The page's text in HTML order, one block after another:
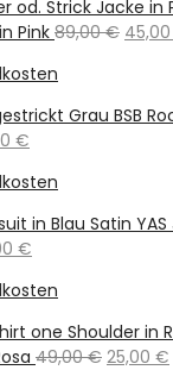
Pink 89,00€
89,00
45,00
BSB
€
€
ist:
39,00 €.
€
€
ist:
49,00 €.
49,00€ 25,00 €